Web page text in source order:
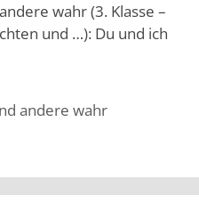
wahr (3. Klasse –
und …): Du und ich
andere wahr